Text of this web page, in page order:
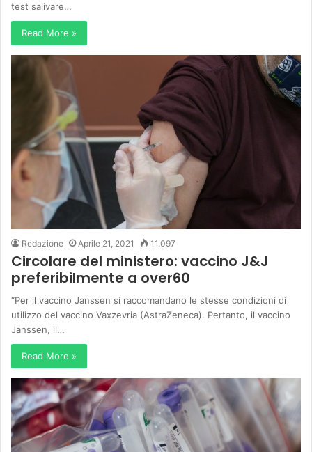
test salivare…
Read More »
Redazione Aprile 21, 2021 11.097
Circolare del ministero: vaccino J&J
preferibilmente a over60
“Per il vaccino Janssen si raccomandano le stesse condizioni di
utilizzo del vaccino Vaxzevria (AstraZeneca). Pertanto, il vaccino
Janssen, il…
Read More »